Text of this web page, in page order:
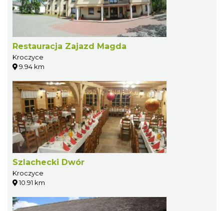
Restauracja Zajazd Magda
Kroczyce
9.94 km
Szlachecki Dwór
Kroczyce
10.91 km